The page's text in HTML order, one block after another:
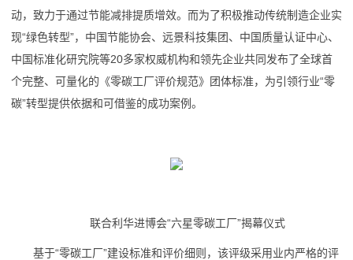
动，致力于通过节能减排提质增效。而为了积极推动传统制造企业实
现“绿色转型”，中国节能协会、远景科技集团、中国质量认证中心、
中国标准化研究院等20多家权威机构和领先企业共同发布了全球首
个完整、可量化的《零碳工厂评价规范》团体标准，为引领行业“零
碳”转型提供依据和可借鉴的成功案例。
联合利华进博会“六星零碳工厂”揭幕仪式
基于“零碳工厂”建设标准和评价细则，该评级采用业内严格的评